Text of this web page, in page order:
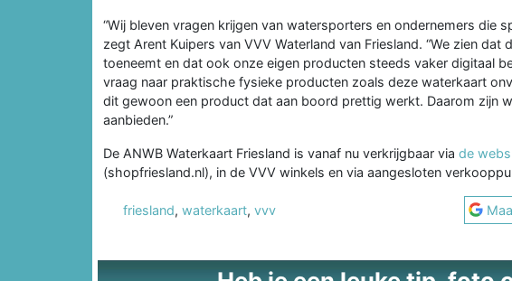
“Wij bleven vragen krijgen van watersporters en ondernemers die
zegt Arent Kuipers van VVV Waterland van Friesland. “We zien
toeneemt en dat ook onze eigen producten steeds vaker digitaal
vraag naar praktische fysieke producten zoals deze waterkaart
dit gewoon een product dat aan boord prettig werkt. Daarom zijn
aanbieden.”
De ANWB Waterkaart Friesland is vanaf nu verkrijgbaar via de
(shopfriesland.nl), in de VVV winkels en via aangesloten
friesland, waterkaart, vvv